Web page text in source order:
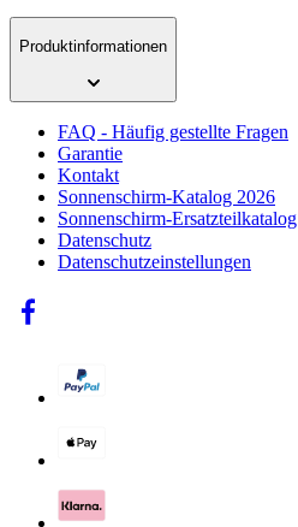
Produktinformationen
FAQ - Häufig gestellte Fragen
Garantie
Kontakt
Sonnenschirm-Katalog 2026
Sonnenschirm-Ersatzteilkatalog
Datenschutz
Datenschutzeinstellungen